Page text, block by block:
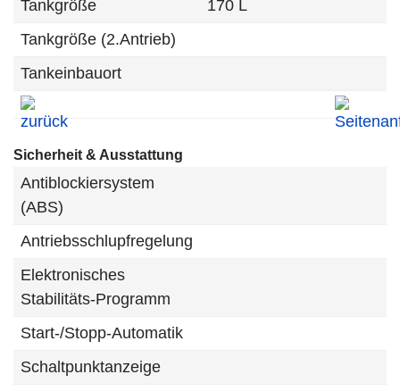
Tankgröße
170 L
Tankgröße (2.Antrieb)
Tankeinbauort
Sicherheit & Ausstattung
Antiblockiersystem
(ABS)
Antriebsschlupfregelung
Elektronisches
Stabilitäts-Programm
Start-/Stopp-Automatik
Schaltpunktanzeige